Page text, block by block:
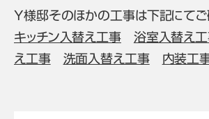
Y様邸そのほかの工事は下記にてご
キッチン入替え工事
浴室入替え
え工事
洗面入替え工事 内装工